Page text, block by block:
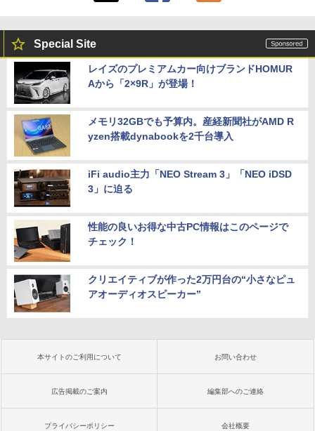
Special Site
レイズのプレミアムカー向けブランドHOMUR
Aから「2×9R」が登場！
メモリ32GBでも予算内。産経新聞社がAMD R
yzen搭載dynabookを2千台導入
iFi audio主力「NEO Stream 3」「NEO iDSD
3」に迫る
性能の良いお得な中古PC情報はこのページで
チェック！
クリエイティブが作った2万円台の“小さなピュ
アオーディオスピーカー”
本サイトのご利用について お問い合わせ
広告掲載のご案内 編集部へのご連絡
プライバシーポリシー 会社概要